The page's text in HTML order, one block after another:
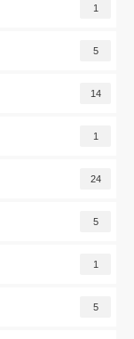
1
5
14
1
24
5
1
5